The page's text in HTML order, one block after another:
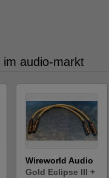
im audio-markt
Wireworld Audio
Gold Eclipse III +